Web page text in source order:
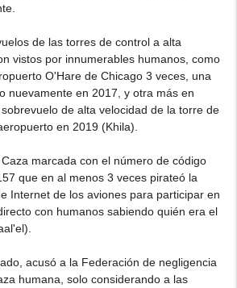
de las torres de control a alta
vistos por innumerables humanos, como
O'Hare de Chicago 3 veces, una
nuevamente en 2017, y otra más en
de alta velocidad de la torre de
en 2019 (Khila).
marcada con el número de código
que en al menos 3 veces pirateó la
Internet de los aviones para participar en
con humanos sabiendo quién era el
acusó a la Federación de negligencia
humana, solo considerando a las